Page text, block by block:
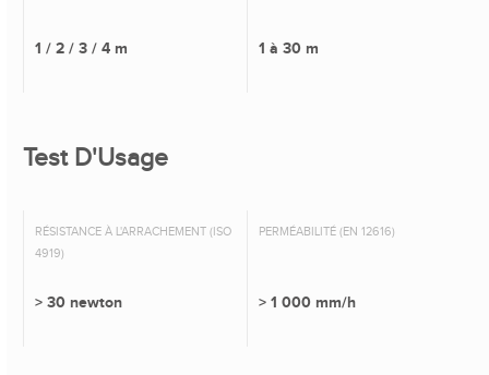
1 / 2 / 3 / 4 m 1 à 30 m
Test D'Usage
RÉSISTANCE À L'ARRACHEMENT (ISO
4919)
> 30 newton
PERMÉABILITÉ (EN 12616)
> 1 000 mm/h